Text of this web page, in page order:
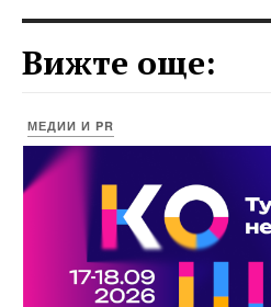
Вижте още:
МЕДИИ И PR